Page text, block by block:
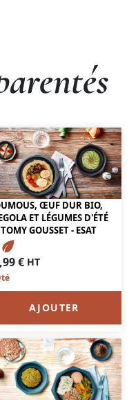
ŒUF DUR BIO,
ET LÉGUMES D'ÉTÉ
GOUSSET - ESAT
€ HT
AJOUTER